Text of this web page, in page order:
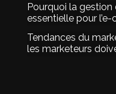
Pourquoi la gestion
essentielle pour
Tendances du
les marketeurs